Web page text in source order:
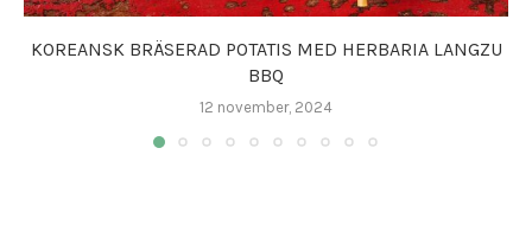
KOREANSK BRÄSERAD POTATIS MED HERBARIA LANGZU
BBQ
12 november, 2024